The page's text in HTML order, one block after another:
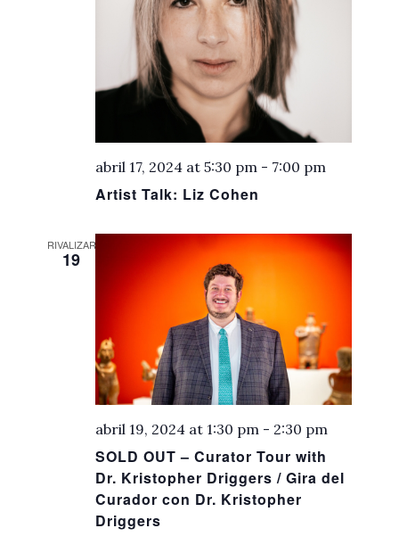
Artist Talk: Liz Cohen
abril 17, 2024 at 5:30 pm - 7:00 pm
RIVALIZAR
19
SOLD OUT – Curator Tour with
Dr. Kristopher Driggers / Gira del
Curador con Dr. Kristopher
Driggers
abril 19, 2024 at 1:30 pm - 2:30 pm